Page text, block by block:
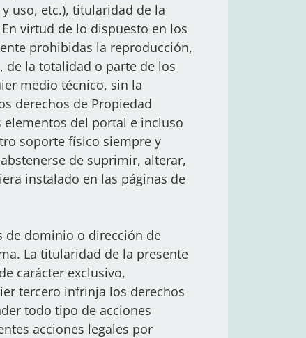
uso, etc.), titularidad de la
virtud de lo dispuesto en los
prohibidas la reproducción,
la totalidad o parte de los
medio técnico, sin la
derechos de Propiedad
del portal e incluso
soporte físico siempre y
de suprimir, alterar,
instalado en las páginas de
de dominio o dirección de
La titularidad de la presente
carácter exclusivo,
tercero infrinja los derechos
todo tipo de acciones
acciones legales por